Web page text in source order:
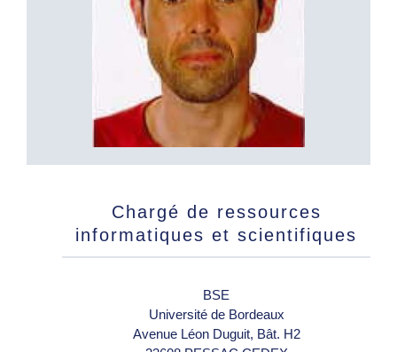
Chargé de ressources
informatiques et scientifiques
BSE
Université de Bordeaux
Avenue Léon Duguit, Bât. H2